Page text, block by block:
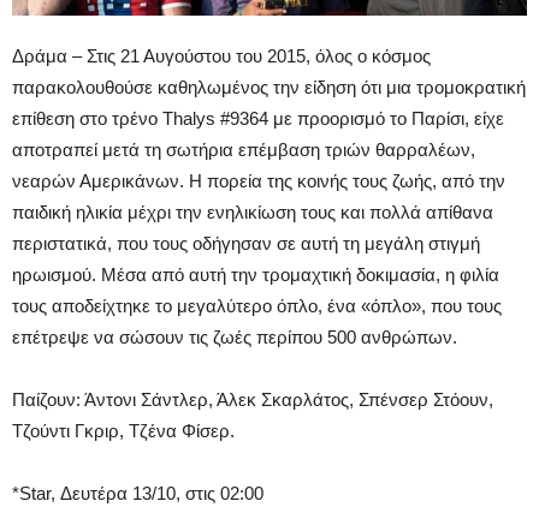
Δράμα – Στις 21 Αυγούστου του 2015, όλος ο κόσμος
παρακολουθούσε καθηλωμένος την είδηση ότι μια τρομοκρατική
επίθεση στο τρένο Thalys #9364 με προορισμό το Παρίσι, είχε
αποτραπεί μετά τη σωτήρια επέμβαση τριών θαρραλέων,
νεαρών Αμερικάνων. Η πορεία της κοινής τους ζωής, από την
παιδική ηλικία μέχρι την ενηλικίωση τους και πολλά απίθανα
περιστατικά, που τους οδήγησαν σε αυτή τη μεγάλη στιγμή
ηρωισμού. Μέσα από αυτή την τρομαχτική δοκιμασία, η φιλία
τους αποδείχτηκε το μεγαλύτερο όπλο, ένα «όπλο», που τους
επέτρεψε να σώσουν τις ζωές περίπου 500 ανθρώπων.
Παίζουν: Άντονι Σάντλερ, Άλεκ Σκαρλάτος, Σπένσερ Στόουν,
Τζούντι Γκριρ, Τζένα Φίσερ.
*Star, Δευτέρα 13/10, στις 02:00